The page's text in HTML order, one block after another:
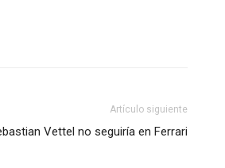
Artículo siguiente
Vettel no seguiría en Ferrari